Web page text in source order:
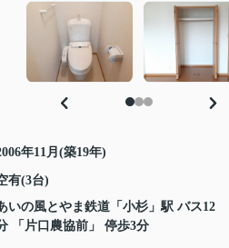
年11月(築19年)
有(3台)
いの風とやま鉄道 「 小杉 」駅 バス12
「片口農協前」 停歩3分